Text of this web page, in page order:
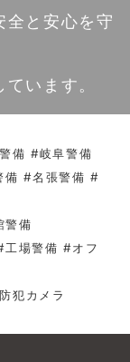
全と安心を守
います。
備 #岐阜警備
備 #名張警備 #
警備
場警備 #オフ
犯カメラ